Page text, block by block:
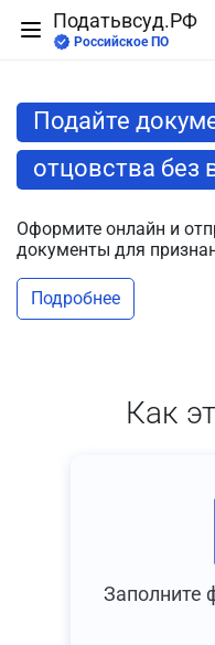
Податьвсуд.РФ
Российское ПО
Подайте
отцовства без
Оформите онлайн и
документы для
Подробнее
Как
Заполните